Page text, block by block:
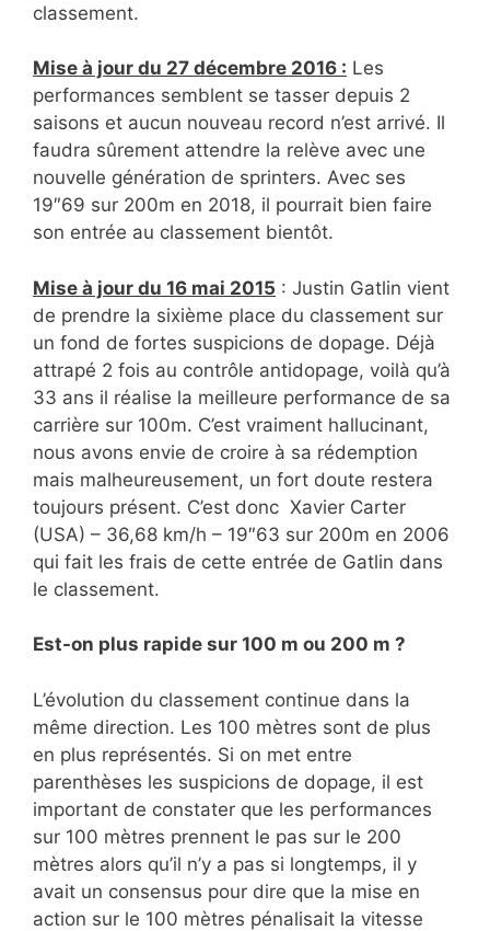
classement.
Mise à jour du 27 décembre 2016 : Les
performances semblent se tasser depuis 2
saisons et aucun nouveau record n’est arrivé. Il
faudra sûrement attendre la relève avec une
nouvelle génération de sprinters. Avec ses
19″69 sur 200m en 2018, il pourrait bien faire
son entrée au classement bientôt.
Mise à jour du 16 mai 2015 : Justin Gatlin vient
de prendre la sixième place du classement sur
un fond de fortes suspicions de dopage. Déjà
attrapé 2 fois au contrôle antidopage, voilà qu’à
33 ans il réalise la meilleure performance de sa
carrière sur 100m. C’est vraiment hallucinant,
nous avons envie de croire à sa rédemption
mais malheureusement, un fort doute restera
toujours présent. C’est donc Xavier Carter
(USA) – 36,68 km/h – 19″63 sur 200m en 2006
qui fait les frais de cette entrée de Gatlin dans
le classement.
Est-on plus rapide sur 100 m ou 200 m ?
L’évolution du classement continue dans la
même direction. Les 100 mètres sont de plus
en plus représentés. Si on met entre
parenthèses les suspicions de dopage, il est
important de constater que les performances
sur 100 mètres prennent le pas sur le 200
mètres alors qu’il n’y a pas si longtemps, il y
avait un consensus pour dire que la mise en
action sur le 100 mètres pénalisait la vitesse